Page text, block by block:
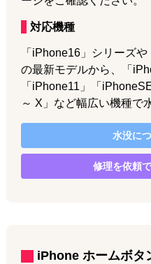
対応機種
「iPhone16」シリーズ
の最新モデルから、「
「iPhone11」「
～ X」など幅広い機種で
水没に
修理を依頼
iPhone ホームボタ